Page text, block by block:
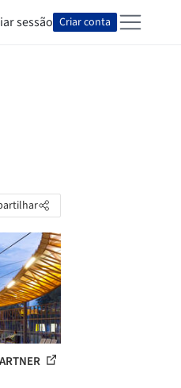
sessão Criar conta